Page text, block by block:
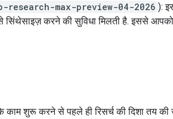
research-max-preview-04-2026 ):
करने की सुविधा मिलती है. इससे आपको
काम शुरू करने से पहले ही रिसर्च की दिशा तय की